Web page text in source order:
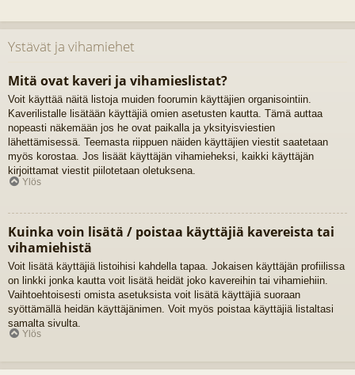
Ystävät ja vihamiehet
Mitä ovat kaveri ja vihamieslistat?
Voit käyttää näitä listoja muiden foorumin käyttäjien organisointiin.
Kaverilistalle lisätään käyttäjiä omien asetusten kautta. Tämä auttaa
nopeasti näkemään jos he ovat paikalla ja yksityisviestien
lähettämisessä. Teemasta riippuen näiden käyttäjien viestit saatetaan
myös korostaa. Jos lisäät käyttäjän vihamieheksi, kaikki käyttäjän
kirjoittamat viestit piilotetaan oletuksena.
Ylös
Kuinka voin lisätä / poistaa käyttäjiä kavereista tai
vihamiehistä
Voit lisätä käyttäjiä listoihisi kahdella tapaa. Jokaisen käyttäjän profiilissa
on linkki jonka kautta voit lisätä heidät joko kavereihin tai vihamiehiin.
Vaihtoehtoisesti omista asetuksista voit lisätä käyttäjiä suoraan
syöttämällä heidän käyttäjänimen. Voit myös poistaa käyttäjiä listaltasi
samalta sivulta.
Ylös